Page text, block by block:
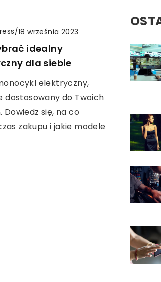
/18 września 2023
idealny
dla siebie
elektryczny,
dostosowany do Twoich
się, na co
zakupu i jakie modele